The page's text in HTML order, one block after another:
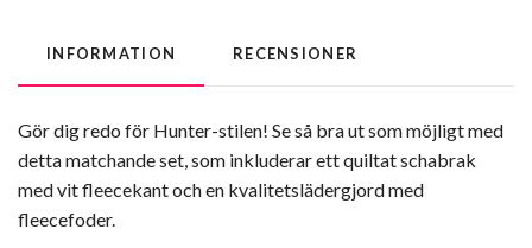
INFORMATION RECENSIONER
Gör dig redo för Hunter-stilen! Se så bra ut som möjligt med
detta matchande set, som inkluderar ett quiltat schabrak
med vit fleecekant och en kvalitetslädergjord med
fleecefoder.